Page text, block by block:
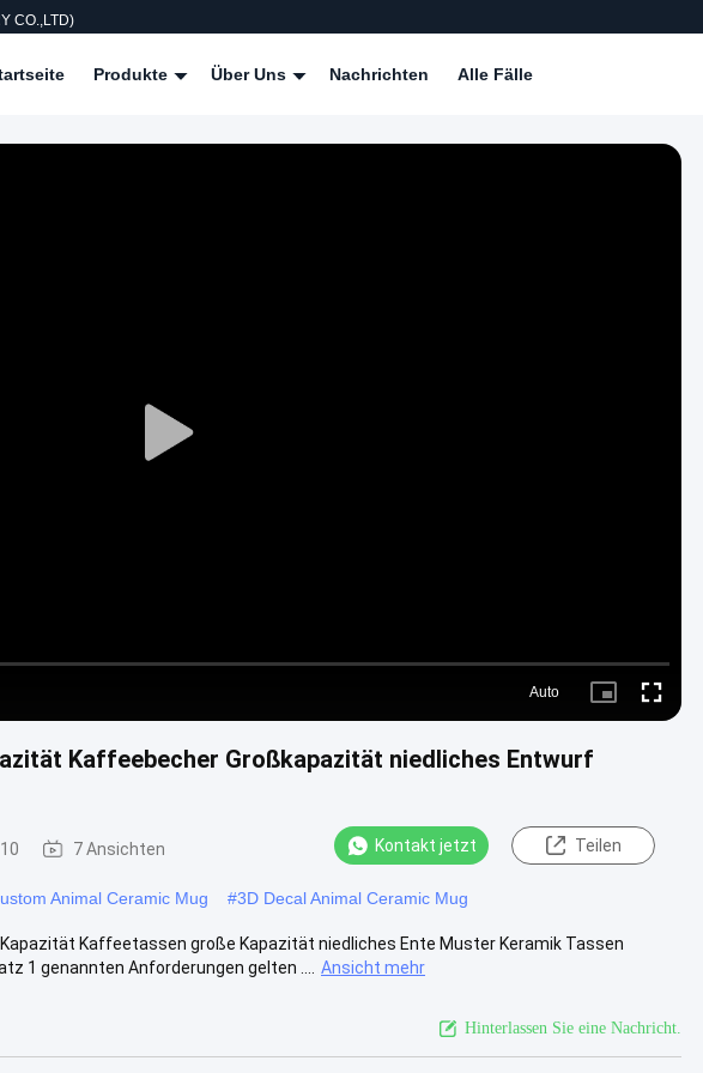
CO.,LTD)
Produkte Über Uns Nachrichten Alle Fälle
Play
Auto
Picture- Fullscreen
Kaffeebecher Großkapazität niedliches Entwurf
7 Ansichten Kontakt jetzt Teilen
Animal Ceramic Mug #3D Decal Animal Ceramic Mug
Kaffeetassen große Kapazität niedliches Ente Muster Keramik Tassen
1 genannten Anforderungen gelten ....
Ansicht mehr
Hinterlassen Sie eine Nachricht.